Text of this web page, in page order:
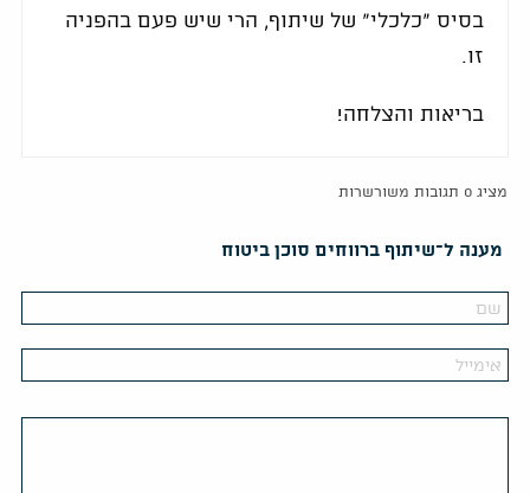
בסיס "כלכלי" של שיתוף, הרי שיש פעם בהפניה
זו.
בריאות והצלחה!
מציג 0 תגובות משורשרות
מענה ל־שיתוף ברווחים סוכן ביטוח